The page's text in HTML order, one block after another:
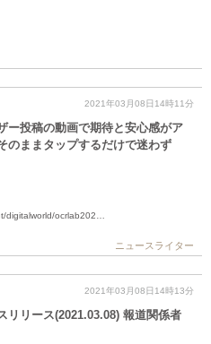
2021年03月08日14時11分
ー投稿の動画で期待と安心感がア
のままタップするだけで迷わず
digitalworld/ocrlab202…
ニュースライター
2021年03月08日14時13分
リリース(2021.03.08) 報道関係者